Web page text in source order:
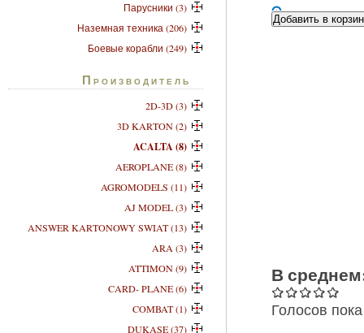
В
Голосов
Парусники (3)
Наземная техника (206)
Боевые корабли (249)
Производитель
2D-3D (3)
3D KARTON (2)
ACALTA (8)
AEROPLANE (8)
AGROMODELS (11)
AJ MODEL (3)
ANSWER KARTONOWY SWIAT (13)
ARA (3)
ATTIMON (9)
CARD- PLANE (6)
COMBAT (1)
DUKASE (37)